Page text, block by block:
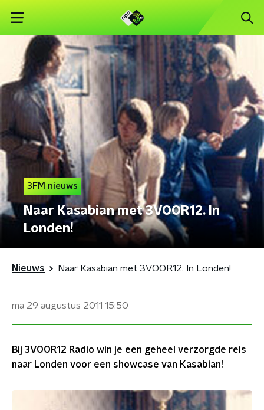
3FM nieuws
Naar Kasabian met 3VOOR12. In
Londen!
Nieuws Naar Kasabian met 3VOOR12. In Londen!
ma 29 augustus 2011 15:50
Bij 3VOOR12 Radio win je een geheel verzorgde reis
naar Londen voor een showcase van Kasabian!